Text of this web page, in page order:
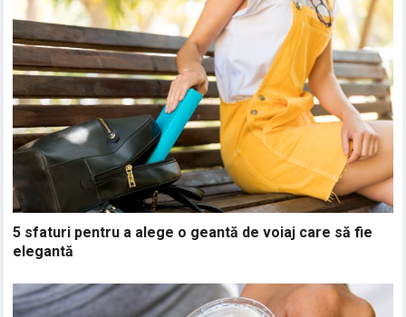
5 sfaturi pentru a alege o geantă de voiaj care să fie
elegantă